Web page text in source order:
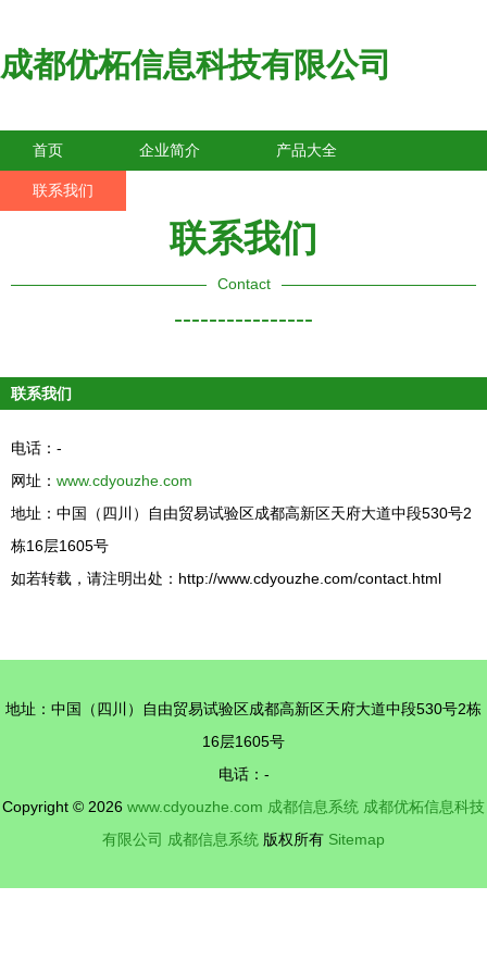
成都优柘信息科技有限公司
首页 企业简介 产品大全
联系我们
联系我们
Contact
----------------
联系我们
电话：-
网址： www.cdyouzhe.com
地址：中国（四川）自由贸易试验区成都高新区天府大道中段530号2
栋16层1605号
如若转载，请注明出处：http://www.cdyouzhe.com/contact.html
地址：中国（四川）自由贸易试验区成都高新区天府大道中段530号2栋
16层1605号
电话：-
Copyright © 2026 www.cdyouzhe.com 成都信息系统 成都优柘信息科技
有限公司 成都信息系统 版权所有 Sitemap